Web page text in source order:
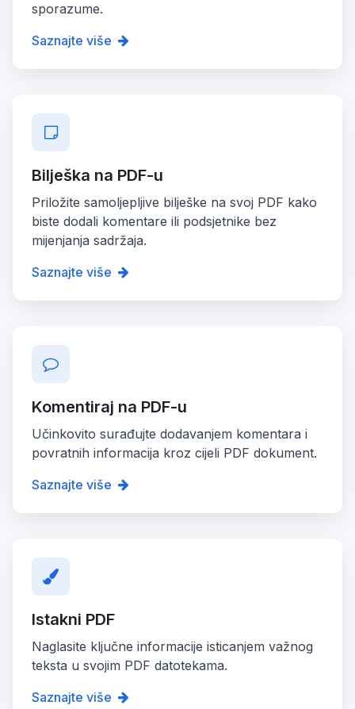
sporazume.
Saznajte više
Bilješka na PDF-u
Priložite samoljepljive bilješke na svoj PDF kako
biste dodali komentare ili podsjetnike bez
mijenjanja sadržaja.
Saznajte više
Komentiraj na PDF-u
Učinkovito surađujte dodavanjem komentara i
povratnih informacija kroz cijeli PDF dokument.
Saznajte više
Istakni PDF
Naglasite ključne informacije isticanjem važnog
teksta u svojim PDF datotekama.
Saznajte više